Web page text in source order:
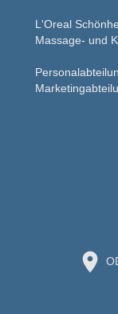
L'Oreal
Massage- und